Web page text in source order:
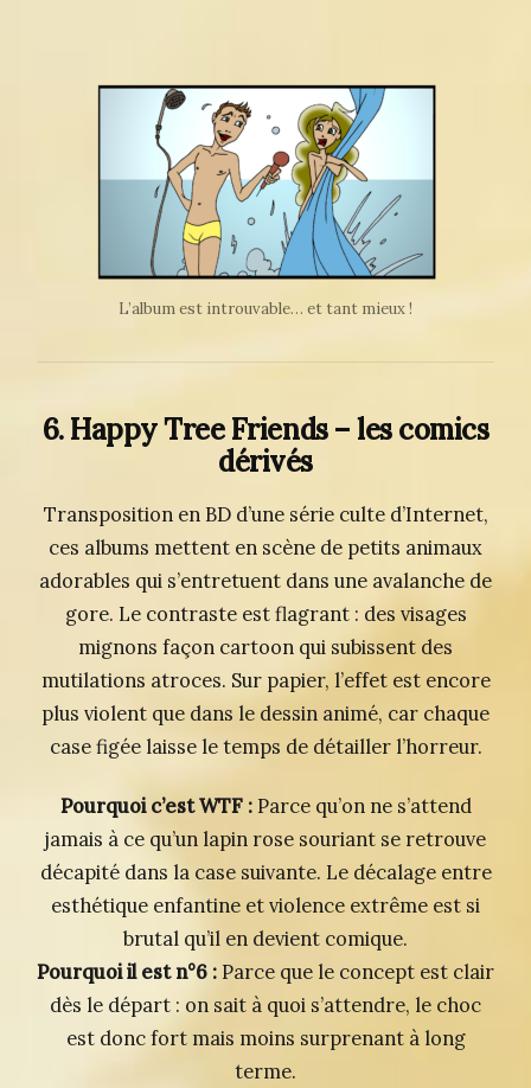
L’album est introuvable… et tant mieux !
6. Happy Tree Friends – les comics
dérivés
Transposition en BD d’une série culte d’Internet,
ces albums mettent en scène de petits animaux
adorables qui s’entretuent dans une avalanche de
gore. Le contraste est flagrant : des visages
mignons façon cartoon qui subissent des
mutilations atroces. Sur papier, l’effet est encore
plus violent que dans le dessin animé, car chaque
case figée laisse le temps de détailler l’horreur.
Pourquoi c’est WTF :Parce qu’on ne s’attend
jamais à ce qu’un lapin rose souriant se retrouve
décapité dans la case suivante. Le décalage entre
esthétique enfantine et violence extrême est si
brutal qu’il en devient comique.
Pourquoi il est n°6 : Parce que le concept est clair
dès le départ : on sait à quoi s’attendre, le choc
est donc fort mais moins surprenant à long
terme.